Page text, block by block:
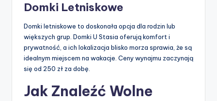
Domki Letniskowe
Domki letniskowe to doskonała opcja dla rodzin lub
większych grup. Domki U Stasia oferują komfort i
prywatność, a ich lokalizacja blisko morza sprawia, że są
idealnym miejscem na wakacje. Ceny wynajmu zaczynają
się od 250 zł za dobę.
Jak Znaleźć Wolne